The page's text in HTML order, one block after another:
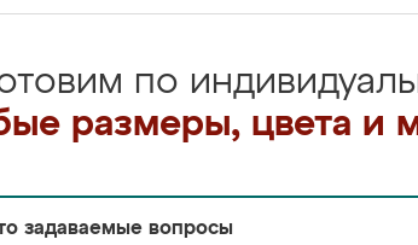
по
размеры, цвета и
задаваемые вопросы